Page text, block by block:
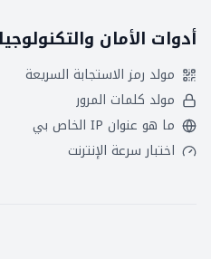
أدوات الأمان والتكنولوجيا
مولد رمز الاستجابة السريعة
مولد كلمات المرور
ما هو عنوان IP الخاص بي
اختبار سرعة الإنترنت